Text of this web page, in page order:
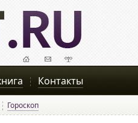
Контакты
Гороскоп